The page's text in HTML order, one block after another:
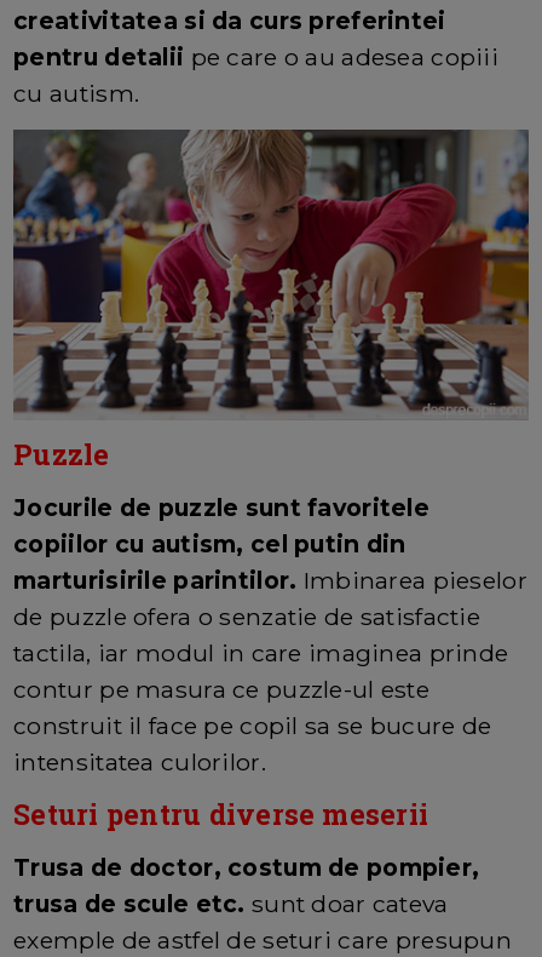
creativitatea si da curs preferintei
pentru detalii pe care o au adesea copiii
cu autism.
Puzzle
Jocurile de puzzle sunt favoritele
copiilor cu autism, cel putin din
marturisirile parintilor. Imbinarea pieselor
de puzzle ofera o senzatie de satisfactie
tactila, iar modul in care imaginea prinde
contur pe masura ce puzzle-ul este
construit il face pe copil sa se bucure de
intensitatea culorilor.
Seturi pentru diverse meserii
Trusa de doctor, costum de pompier,
trusa de scule etc. sunt doar cateva
exemple de astfel de seturi care presupun